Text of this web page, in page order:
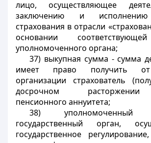
лицо, осуществляющее
заключению и исполнению
страхования в отрасли
основании
уполномоченного органа;
37) выкупная сумма - сумма
имеет право получить от
организации страхователь
досрочном
пенсионного аннуитета;
38)
государственный орган,
государственное